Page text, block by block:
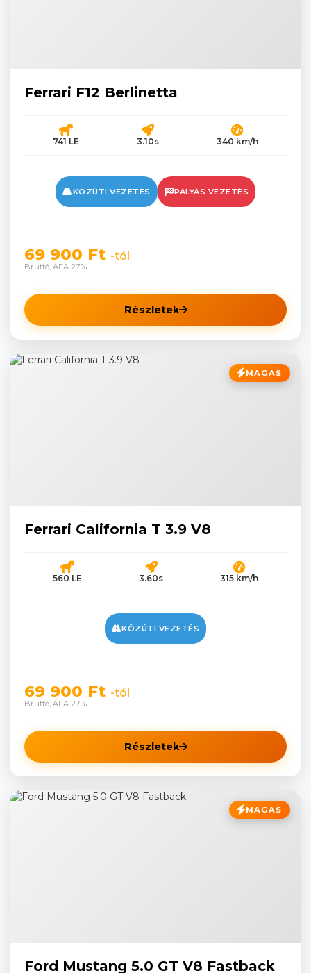
Ferrari F12 Berlinetta
741 LE 3.10s 340 km/h
KÖZÚTI VEZETÉS PÁLYÁS VEZETÉS
69 900 Ft -tól
Bruttó, ÁFA 27%
Részletek
MAGAS
Ferrari California T 3.9 V8
560 LE 3.60s 315 km/h
KÖZÚTI VEZETÉS
69 900 Ft -tól
Bruttó, ÁFA 27%
Részletek
MAGAS
Ford Mustang 5.0 GT V8 Fastback